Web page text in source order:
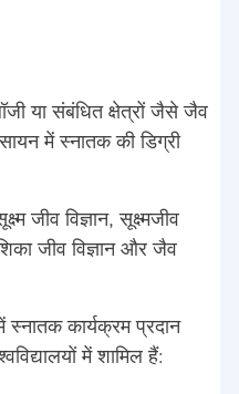
या संबंधित क्षेत्रों जैसे जैव
में स्नातक की डिग्री
जीव विज्ञान, सूक्ष्मजीव
जीव विज्ञान और जैव
स्नातक कार्यक्रम प्रदान
में शामिल हैं: